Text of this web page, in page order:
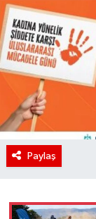
Paylaş